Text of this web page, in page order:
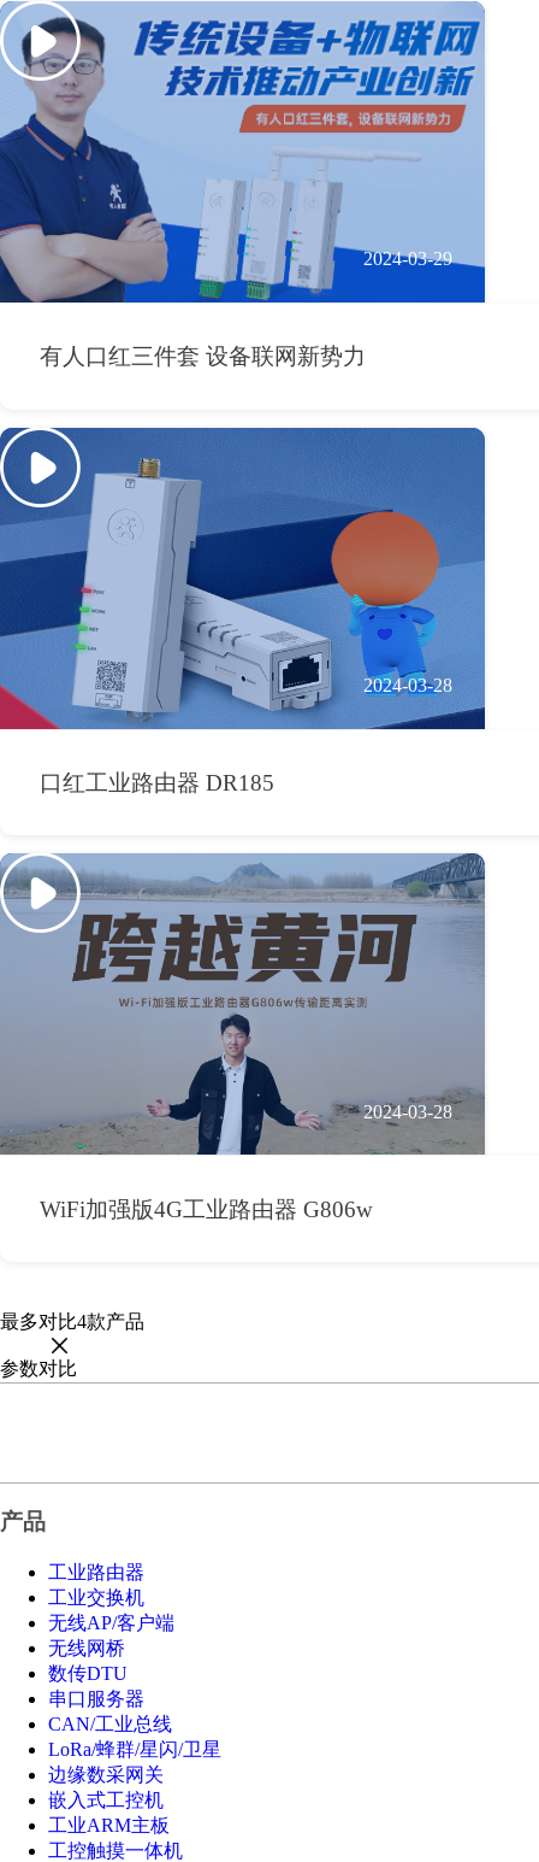
2024-03-29
有人口红三件套 设备联网新势力
2024-03-28
口红工业路由器 DR185
2024-03-28
WiFi加强版4G工业路由器 G806w
最多对比4款产品
参数对比
产品
工业路由器
工业交换机
无线AP/客户端
无线网桥
数传DTU
串口服务器
CAN/工业总线
LoRa/蜂群/星闪/卫星
边缘数采网关
嵌入式工控机
工业ARM主板
工控触摸一体机